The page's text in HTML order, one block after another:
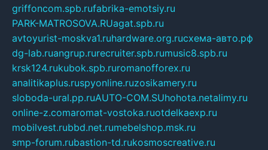
griffoncom.spb.rufabrika-emotsiy.ru
PARK-MATROSOVA.RUagat.spb.ru
avtoyurist-moskva1.ruhardware.org.ruсхема-авто.рф
dg-lab.ruangrup.rurecruiter.spb.rumusic8.spb.ru
krsk124.rukubok.spb.ruromanofforex.ru
analitikaplus.ruspyonline.ruzosikamery.ru
sloboda-ural.pp.ruAUTO-COM.SUhohota.netalimy.ru
online-z.comaromat-vostoka.ruotdelkaexp.ru
mobilvest.rubbd.net.rumebelshop.msk.ru
smp-forum.rubastion-td.rukosmoscreative.ru